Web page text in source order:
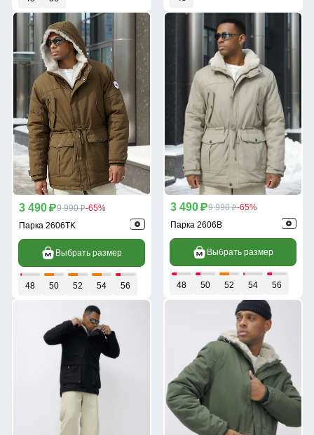
3 490 p9 990 p-65%
Парка 2606TK
Выбрать размер
48 50 52 54 56
3 490 p9 990 p-65%
Парка 2606B
Выбрать размер
48 50 52 54 56